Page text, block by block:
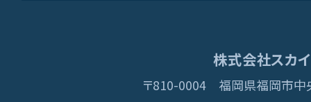
株式会社スカ
〒810-0004 福岡県福岡市